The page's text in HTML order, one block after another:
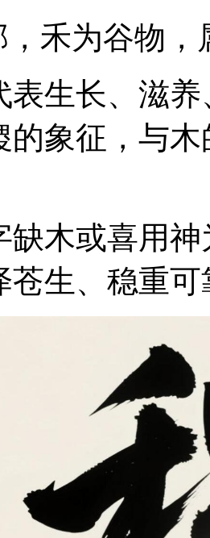
，禾为谷物，
表生长、滋
的象征，与
缺木或喜用
苍生、稳重可